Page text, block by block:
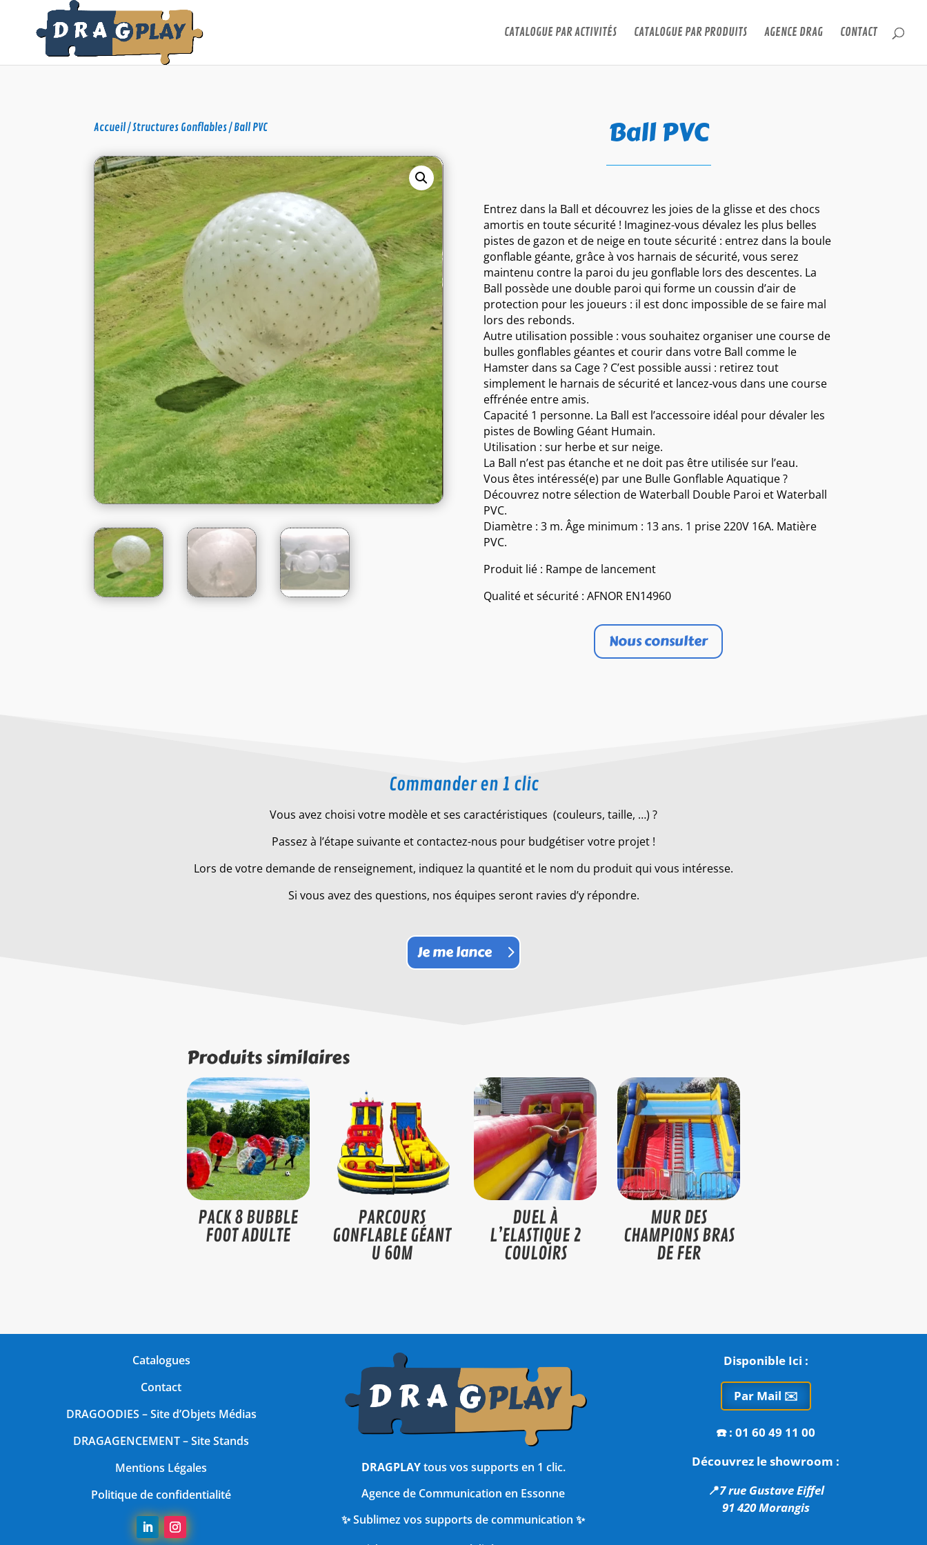
CATALOGUE PAR ACTIVITÉS CATALOGUE PAR PRODUITS AGENCE DRAG CONTACT
Accueil/Structures Gonflables/ Ball PVC Ball PVC
Entrez dans la Ball et découvrez les joies de la glisse et des chocs
amortis en toute sécurité ! Imaginez-vous dévalez les plus belles
pistes de gazon et de neige en toute sécurité : entrez dans la boule
gonflable géante, grâce à vos harnais de sécurité, vous serez
maintenu contre la paroi du jeu gonflable lors des descentes. La
Ball possède une double paroi qui forme un coussin d’air de
protection pour les joueurs : il est donc impossible de se faire mal
lors des rebonds.
Autre utilisation possible : vous souhaitez organiser une course de
bulles gonflables géantes et courir dans votre Ball comme le
Hamster dans sa Cage ? C’est possible aussi : retirez tout
simplement le harnais de sécurité et lancez-vous dans une course
effrénée entre amis.
Capacité 1 personne. La Ball est l’accessoire idéal pour dévaler les
pistes de Bowling Géant Humain.
Utilisation : sur herbe et sur neige.
La Ball n’est pas étanche et ne doit pas être utilisée sur l’eau.
Vous êtes intéressé(e) par une Bulle Gonflable Aquatique ?
Découvrez notre sélection de Waterball Double Paroi et Waterball
PVC.
Diamètre : 3 m. Âge minimum : 13 ans. 1 prise 220V 16A. Matière
PVC.
Produit lié : Rampe de lancement
Qualité et sécurité : AFNOR EN14960
Nous consulter
Commander en 1 clic
Vous avez choisi votre modèle et ses caractéristiques (couleurs, taille, …) ?
Passez à l’étape suivante et contactez-nous pour budgétiser votre projet !
Lors de votre demande de renseignement, indiquez la quantité et le nom du produit qui vous intéresse.
Si vous avez des questions, nos équipes seront ravies d’y répondre.
Je me lance
Produits similaires
PACK 8 BUBBLE
FOOT ADULTE
PARCOURS
GONFLABLE GÉANT
U 60M
DUEL À
L’ELASTIQUE 2
COULOIRS
MUR DES
CHAMPIONS BRAS
DE FER
Catalogues
Contact
DRAGOODIES – Site d’Objets Médias
DRAGAGENCEMENT– Site Stands
Mentions Légales
Politique de confidentialité
DRAGPLAYtous vos supports en 1 clic.
Agence de Communication en Essonne
✨ Sublimez vos supports de communication ✨
Disponible Ici :
Par Mail ✉️
☎️: 01 60 49 11 00
Découvrez le showroom :
📍7 rue Gustave Eiffel
91 420 Morangis